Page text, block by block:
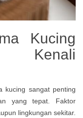
Kucing
Kenali
kucing sangat penting
yang tepat. Faktor
lingkungan sekitar.